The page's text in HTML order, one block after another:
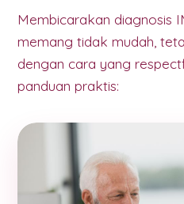
Membicarakan diagnosis
memang tidak mudah,
dengan cara yang
panduan praktis: